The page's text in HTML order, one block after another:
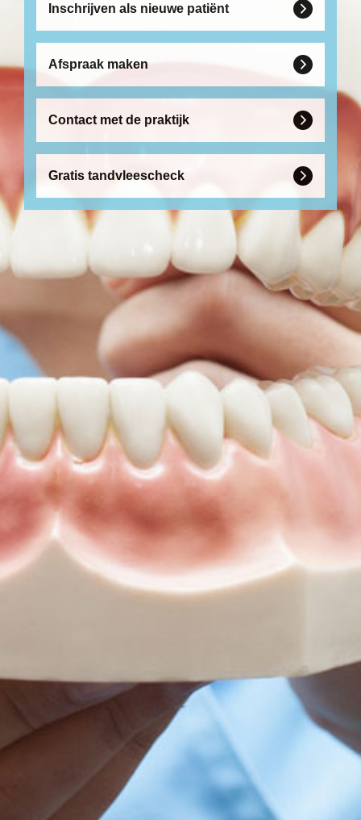
Inschrijven als nieuwe patiënt 
Afspraak maken 
Contact met de praktijk 
Gratis tandvleescheck 